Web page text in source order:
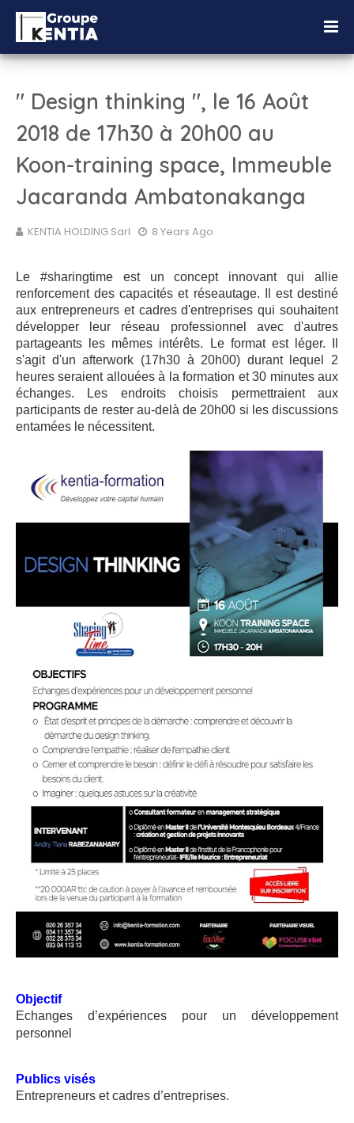
" Design thinking ", le 16 Août
2018 de 17h30 à 20h00 au
Koon-training space, Immeuble
Jacaranda Ambatonakanga
KENTIA HOLDING Sarl 8 Years Ago
Le #sharingtime est un concept innovant qui allie
renforcement des capacités et réseautage. Il est destiné
aux entrepreneurs et cadres d'entreprises qui souhaitent
développer leur réseau professionnel avec d'autres
partageants les mêmes intérêts. Le format est léger. Il
s'agit d'un afterwork (17h30 à 20h00) durant lequel 2
heures seraient allouées à la formation et 30 minutes aux
échanges. Les endroits choisis permettraient aux
participants de rester au-delà de 20h00 si les discussions
entamées le nécessitent.
Objectif
Echanges d’expériences pour un développement
personnel
Publics visés
Entrepreneurs et cadres d’entreprises.